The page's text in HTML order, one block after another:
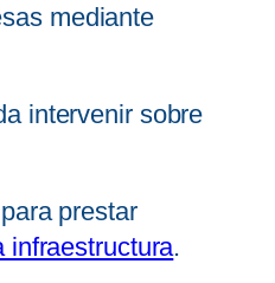
mediante
intervenir sobre
prestar
infraestructura.